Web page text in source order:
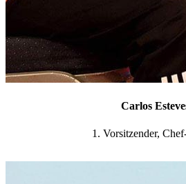
Carlos
1. Vorsitzender,